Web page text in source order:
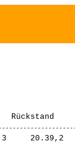
20.39,2